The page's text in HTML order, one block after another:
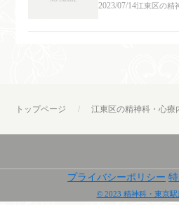
2023/07/14江東区の精
トップページ 江東区の精神科・心療
プライバシーポリシー
© 2023 精神科・東京駅